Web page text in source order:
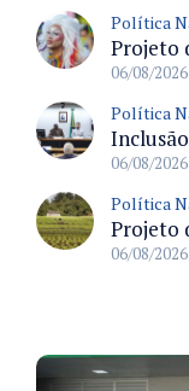
Política
06/08/2026
Política
06/08/2026
Política
06/08/2026